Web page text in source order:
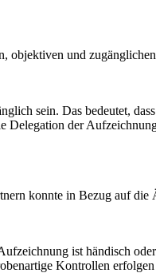
objektiven und
sein. Das bedeutet,
Delegation der
konnte in Bezug auf die
ist händisch
Kontrollen